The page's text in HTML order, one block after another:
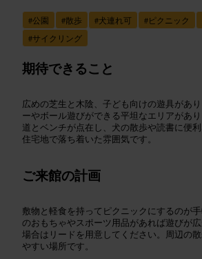
#公園 #散歩 #犬連れ可 #ピクニック
#サイクリング
期待できること
広めの芝生と木陰、子ども向けの遊具があ
ーやボール遊びができる平坦なエリアがあ
道とベンチが点在し、犬の散歩や読書に便
住宅地で落ち着いた雰囲気です。
ご来館の計画
敷物と軽食を持ってピクニックにするのが
のおもちゃやスポーツ用品があれば遊びが
場合はリードを用意してください。周辺の
やすい場所です。